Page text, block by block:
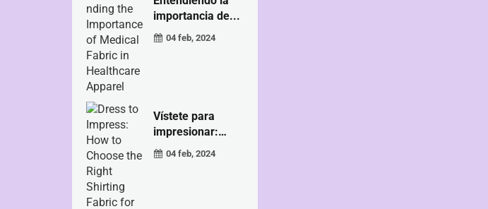
importancia de...
04 feb, 2024
Vístete para
impresionar:
Cómo elegir...
04 feb, 2024